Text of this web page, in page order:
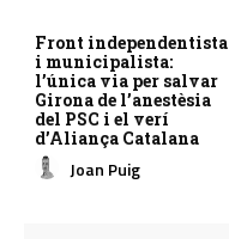
Front independentista
i municipalista:
l’única via per salvar
Girona de l’anestèsia
del PSC i el verí
d’Aliança Catalana
Joan Puig